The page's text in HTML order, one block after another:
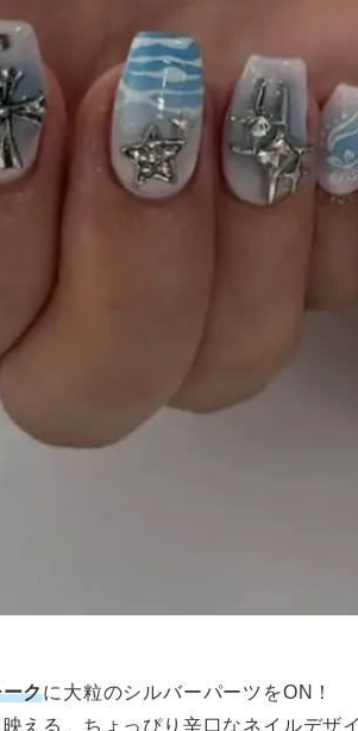
クに大粒のシルバーパーツをON！
える、ちょっぴり辛口なネイルデザ